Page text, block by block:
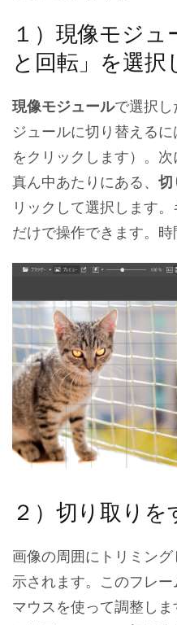
１）現像モジュ
と回転」を選択
現像モジュールで選択し
ジュールに切り替えるに
をクリックします）。
真ん中あたりにある、 切
リックして選択します。
だけで操作できます。時
２）切り取りを
画像の周囲にトリミン
示されます。このフレ
マウスを使って調整し